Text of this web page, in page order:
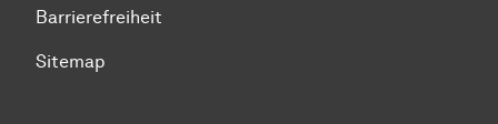
Barrierefreiheit
Sitemap